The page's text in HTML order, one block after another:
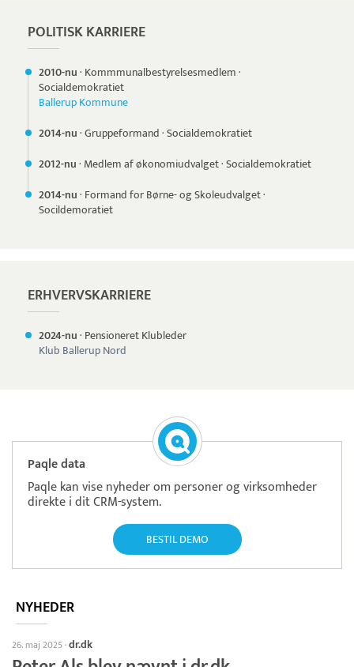
POLITISK KARRIERE
2010-nu· Kommmunalbestyrelsesmedlem·
Socialdemokratiet
Ballerup Kommune
2014-nu·Gruppeformand·Socialdemokratiet
2012-nu· Medlem af økonomiudvalget·Socialdemokratiet
2014-nu· Formand for Børne- og Skoleudvalget·
Socildemoratiet
ERHVERVSKARRIERE
2024-nu· Pensioneret Klubleder
Klub Ballerup Nord
Paqle data
Paqle kan vise nyheder om personer og virksomheder
direkte i dit CRM-system.
BESTIL DEMO
NYHEDER
26. maj 2025·dr.dk